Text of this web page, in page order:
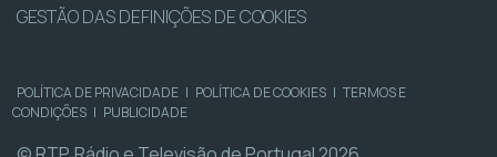
GESTÃO DAS DEFINIÇÕES DE COOKIES
POLÍTICA DE PRIVACIDADE | POLÍTICA DE COOKIES | TERMOS E
CONDIÇÕES | PUBLICIDADE